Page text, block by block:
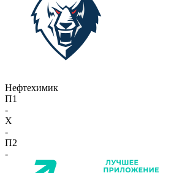
Нефтехимик
П1
-
X
-
П2
-